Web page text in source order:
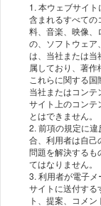
1. 本ウェブサイ
含まれるすべての
料、⾳楽、映像、
の、ソフトウェア
は、当社または当
属しており、著作
これらに関する国
当社またはコン
サイト上のコンテ
とはできません。
2. 前項の規定に
合、利⽤者は⾃⼰
問題を解決するも
てはなりません。
3. 利⽤者が電⼦
サイトに送付する
ト、提案、コメ